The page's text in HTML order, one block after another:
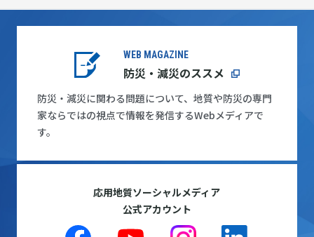
WEB MAGAZINE
防災・減災のススメ
防災・減災に関わる問題について、地質や防災の専門
家ならではの視点で情報を発信するWebメディアで
す。
応用地質ソーシャルメディア
公式アカウント